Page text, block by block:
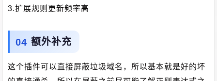
3.扩展规则更新频率高
额外补充
这个插件可以直接屏蔽垃圾域名，所以基本就是好的坏